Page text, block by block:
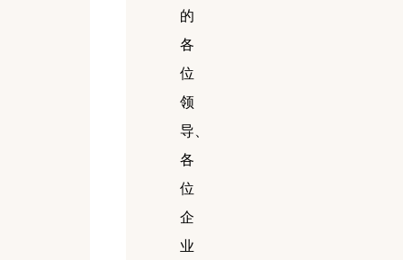
的
各
位
领
导、
各
位
企
业